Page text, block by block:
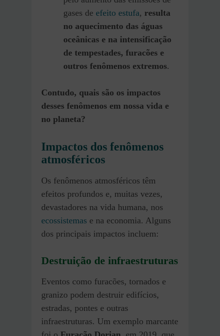
gases de efeito estufa, resulta
no aquecimento das águas
oceânicas e na intensificação
de tempestades, furacões e
outros fenômenos extremos.
Contudo, quais são os impactos
desses fenômenos em nossa vida e
no planeta?
Impactos dos fenômenos
atmosféricos
Os fenômenos atmosféricos têm
efeitos profundos e, muitas vezes,
devastadores na vida humana, nos
ecossistemas e na economia. Alguns
dos principais impactos incluem:
Destruição de infraestruturas
Eventos como furacões, tornados e
granizo podem destruir edifícios,
estradas, pontes e outras
infraestruturas. Um exemplo marcante